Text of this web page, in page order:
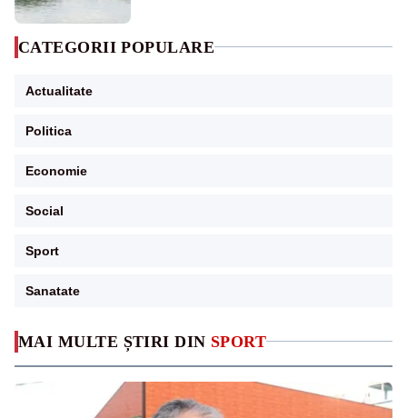
MAI MULTE ȘTIRI DIN SPORT
CATEGORII POPULARE
Actualitate
Politica
Economie
Social
Sport
Sanatate